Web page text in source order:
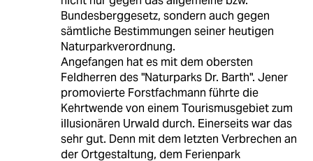
Bundesberggesetz, sondern auch gegen
sämtliche Bestimmungen seiner heutigen
Naturparkverordnung.
Angefangen hat es mit dem obersten
Feldherren des "Naturparks Dr. Barth". Jener
promovierte Forstfachmann führte die
Kehrtwende von einem Tourismusgebiet zum
illusionären Urwald durch. Einerseits war das
sehr gut. Denn mit dem letzten Verbrechen an
der Ortgestaltung, dem Ferienpark